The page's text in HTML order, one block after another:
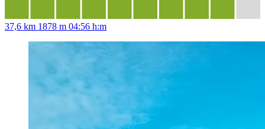
37,6 km 1878 m 04:56 h:m